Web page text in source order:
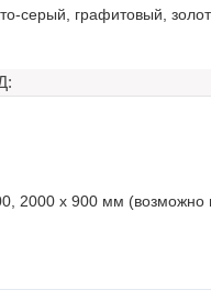
серый, графитовый,
2000 х 900 мм (возможно